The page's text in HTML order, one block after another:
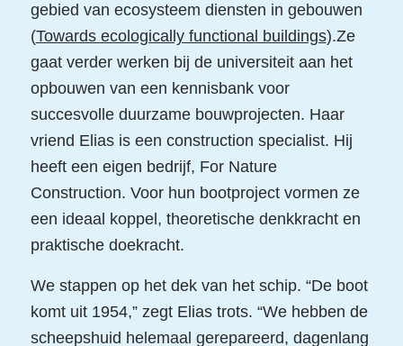
gebied van ecosysteem diensten in gebouwen
(Towards ecologically functional buildings).Ze
gaat verder werken bij de universiteit aan het
opbouwen van een kennisbank voor
succesvolle duurzame bouwprojecten. Haar
vriend Elias is een construction specialist. Hij
heeft een eigen bedrijf, For Nature
Construction. Voor hun bootproject vormen ze
een ideaal koppel, theoretische denkkracht en
praktische doekracht.
We stappen op het dek van het schip. “De boot
komt uit 1954,” zegt Elias trots. “We hebben de
scheepshuid helemaal gerepareerd, dagenlang